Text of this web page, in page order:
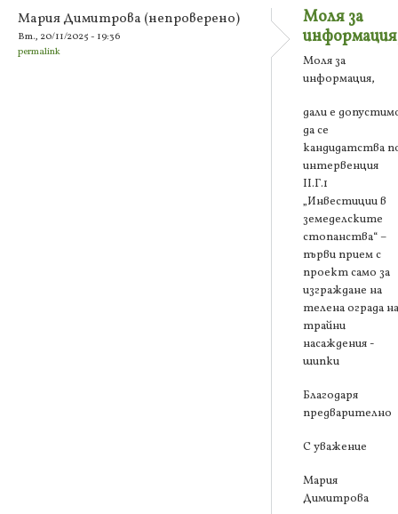
Мария Димитрова (непроверено)
Вт., 20/11/2025 - 19:36
permalink
Моля за
Моля за
информация,
дали е
да се
кандидатства
интервенция
ІІ.Г.1
„Инвестиции в
земеделските
стопанства“ –
първи прием с
проект само за
изграждане на
телена ограда на
трайни
насаждения -
шипки
Благодаря
предварително
С уважение
Мария
Димитрова